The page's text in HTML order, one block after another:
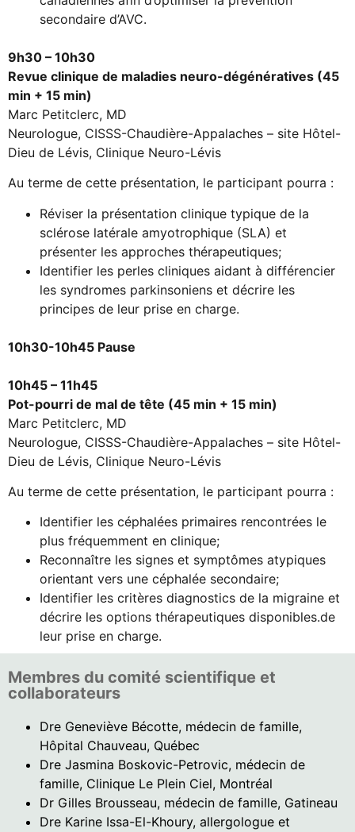
secondaire d’AVC.
9h30 – 10h30
Revue clinique de maladies neuro-dégénératives (45
min + 15 min)
Marc Petitclerc, MD
Neurologue, CISSS-Chaudière-Appalaches – site Hôtel-
Dieu de Lévis, Clinique Neuro-Lévis
Au terme de cette présentation, le participant pourra :
Réviser la présentation clinique typique de la
sclérose latérale amyotrophique (SLA) et
présenter les approches thérapeutiques;
Identifier les perles cliniques aidant à différencier
les syndromes parkinsoniens et décrire les
principes de leur prise en charge.
10h30-10h45 Pause
10h45 – 11h45
Pot-pourri de mal de tête (45 min + 15 min)
Marc Petitclerc, MD
Neurologue, CISSS-Chaudière-Appalaches – site Hôtel-
Dieu de Lévis, Clinique Neuro-Lévis
Au terme de cette présentation, le participant pourra :
Identifier les céphalées primaires rencontrées le
plus fréquemment en clinique;
Reconnaître les signes et symptômes atypiques
orientant vers une céphalée secondaire;
Identifier les critères diagnostics de la migraine et
décrire les options thérapeutiques disponibles.de
leur prise en charge.
Membres du comité scientifique et
collaborateurs
Dre Geneviève Bécotte, médecin de famille,
Hôpital Chauveau, Québec
Dre Jasmina Boskovic-Petrovic, médecin de
famille, Clinique Le Plein Ciel, Montréal
Dr Gilles Brousseau, médecin de famille, Gatineau
Dre Karine Issa-El-Khoury, allergologue et